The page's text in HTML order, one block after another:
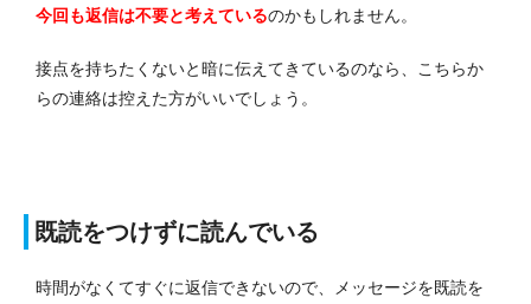
今回も返信は不要と考えているのかもしれません。
接点を持ちたくないと暗に伝えてきているのなら、こちらか
らの連絡は控えた方がいいでしょう。
既読をつけずに読んでいる
時間がなくてすぐに返信できないので、メッセージを既読を